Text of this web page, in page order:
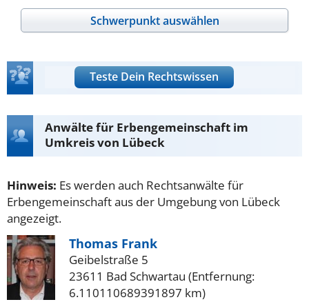
Schwerpunkt auswählen
Teste Dein Rechtswissen
Anwälte für Erbengemeinschaft im
Umkreis von Lübeck
Hinweis: Es werden auch Rechtsanwälte für
Erbengemeinschaft aus der Umgebung von Lübeck
angezeigt.
Thomas Frank
Geibelstraße 5
23611 Bad Schwartau (Entfernung:
6.110110689391897 km)